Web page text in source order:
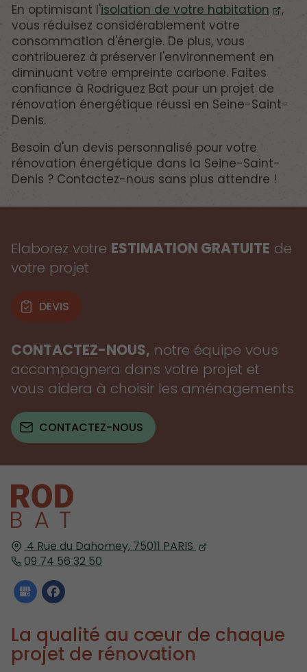
En optimisant l'isolation de votre habitation
,
vous réduisez considérablement votre
consommation d'énergie. De plus, vous
contribuerez à préserver l'environnement en
diminuant votre empreinte carbone. Faites
confiance à Rodriguez Bat pour un projet de
rénovation énergétique réussi en Seine-Saint-
Denis.
Besoin d'un devis personnalisé pour votre
rénovation énergétique dans la Seine-Saint-
Denis ? Contactez-nous sans plus attendre !
Elaborez votre ESTIMATION GRATUITE de
votre projet
DEVIS
CONTACTEZ-NOUS, notre équipe vous
accompagnera dans votre projet et
vous aidera à choisir les aménagements
CONTACTEZ-NOUS
4 Rue du Dahomey, 75011 PARIS
09 74 56 32 50
La qualité au cœur de chaque
projet de rénovation